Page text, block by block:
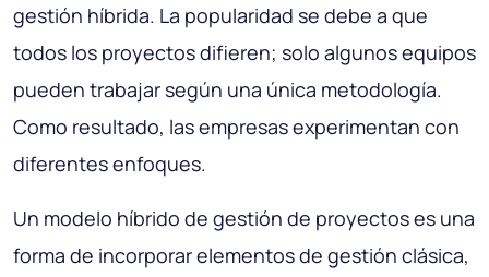
gestión híbrida. La popularidad se debe a que
todos los proyectos difieren; solo algunos equipos
pueden trabajar según una única metodología.
Como resultado, las empresas experimentan con
diferentes enfoques.
Un modelo híbrido de gestión de proyectos es una
forma de incorporar elementos de gestión clásica,